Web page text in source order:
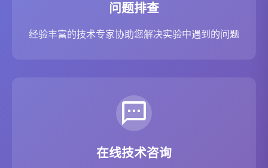
问题排查
经验丰富的技术专家协助您解决实验中遇到的问题
在线技术咨询